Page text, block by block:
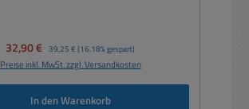
Verkaufspreis:
32,90 € Regulärer Preis:
39,25 € (16.18% gespart)
Preise inkl. MwSt. zzgl. Versandkosten
In den Warenkorb